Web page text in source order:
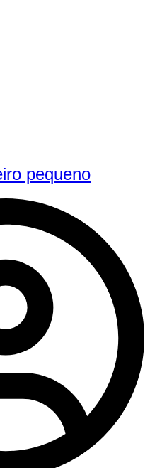
pequeno